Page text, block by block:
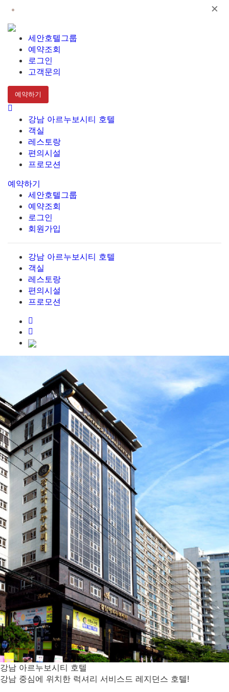
×
세안호텔그룹
예약조회
로그인
고객문의
예약하기
강남 아르누보시티 호텔
객실
레스토랑
편의시설
프로모션
예약하기
세안호텔그룹
예약조회
로그인
회원가입
강남 아르누보시티 호텔
객실
레스토랑
편의시설
프로모션
강남 아르누보시티 호텔
강남 중심에 위치한 럭셔리 서비스드 레지던스 호텔!